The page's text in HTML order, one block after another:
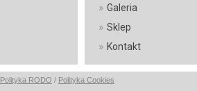
» Galeria
» Sklep
» Kontakt
Polityka RODO / Polityka Cookies